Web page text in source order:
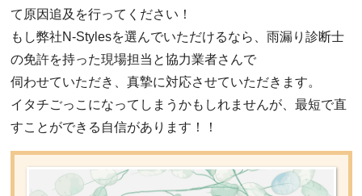
て原因追及を行ってください！
もし弊社N-Stylesを選んでいただけるなら、雨漏り診断士
の免許を持った現場担当と協力業者さんで
伺わせていただき、真摯に対応させていただきます。
イタチごっこになってしまうかもしれませんが、最短で直
すことができる自信があります！！